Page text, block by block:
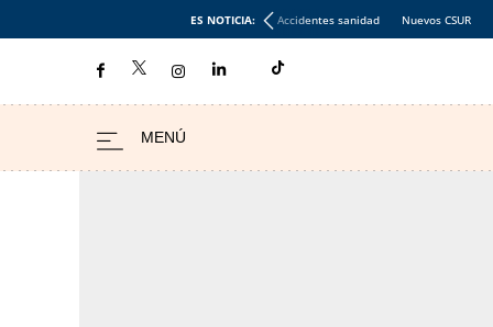
ES NOTICIA: Accidentes sanidad Nuevos CSUR